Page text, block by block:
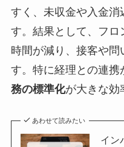
すく、未収金や入金消
す。結果として、フロ
時間が減り、接客や問
す。特に経理との連携
務の標準化が大きな効
あわせて読みたい
イン